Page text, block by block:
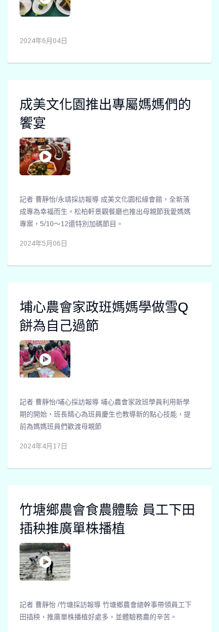
2024年6月04日
成美文化園推出專屬媽媽們的
饗宴
記者 曹靜怡/永靖採訪報導 成美文化園松緣會館，全新落
成專為幸福而生。松柏軒景觀餐廳也推出母親節我愛媽媽
專案，5/10～12還特別加碼節目。
2024年5月06日
埔心農會家政班媽媽學做雪Q
餅為自己過節
記者 曹靜怡/埔心採訪報導 埔心農會家政班學員利用新學
期的開始，班長精心為班員慶生也教導新的點心技能，提
前為媽媽班員們歡渡母親節
2024年4月17日
竹塘鄉農會食農體驗 員工下田
插秧推廣單株播植
記者 曹靜怡 /竹塘採訪報導 竹塘鄉農會總幹事帶領員工下
田插秧，推廣單株播植好處多，並體驗務農的辛苦。